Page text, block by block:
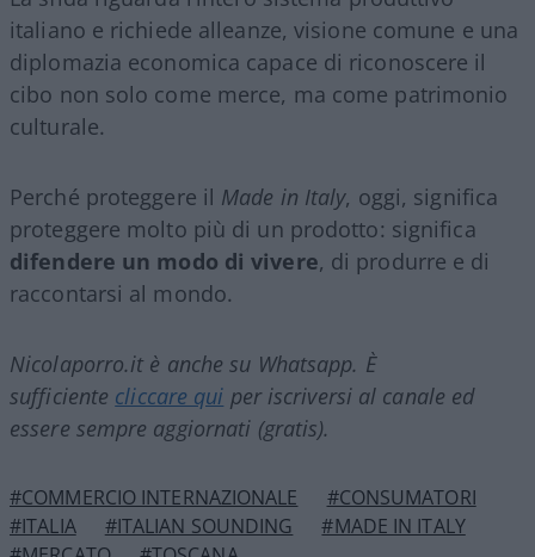
italiano e richiede alleanze, visione comune e una
diplomazia economica capace di riconoscere il
cibo non solo come merce, ma come patrimonio
culturale.
Perché proteggere il Made in Italy, oggi, significa
proteggere molto più di un prodotto: significa
difendere un modo di vivere, di produrre e di
raccontarsi al mondo.
Nicolaporro.it è anche su Whatsapp. È
sufficiente cliccare qui per iscriversi al canale ed
essere sempre aggiornati (gratis).
#COMMERCIO INTERNAZIONALE
#CONSUMATORI
#ITALIA
#ITALIAN SOUNDING
#MADE IN ITALY